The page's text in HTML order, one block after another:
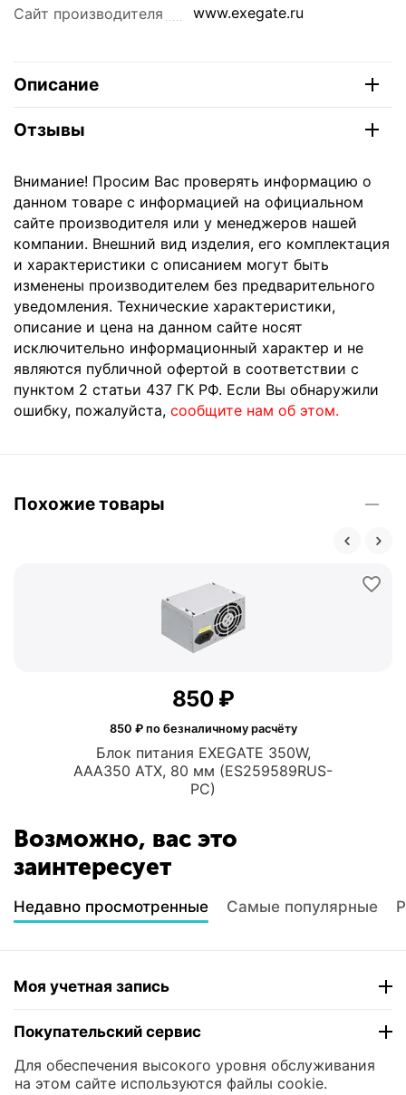
Сайт производителя www.exegate.ru
Описание
Отзывы
Внимание! Просим Вас проверять информацию о
данном товаре с информацией на официальном
сайте производителя или у менеджеров нашей
компании. Внешний вид изделия, его комплектация
и характеристики с описанием могут быть
изменены производителем без предварительного
уведомления. Технические характеристики,
описание и цена на данном сайте носят
исключительно информационный характер и не
являются публичной офертой в соответствии с
пунктом 2 статьи 437 ГК РФ. Если Вы обнаружили
ошибку, пожалуйста, сообщите нам об этом.
Похожие товары
Блок питания EXEGATE 350W,
AAA350 ATX, 80 мм (ES259589RUS-
PC)
‍850‍ ₽
850 ₽ по безналичному расчёту
Возможно, вас это
заинтересует
Недавно просмотренные Самые популярные
Моя учетная запись
Покупательский сервис
Контакты
Для обеспечения высокого уровня обслуживания
на этом сайте используются файлы cookie.